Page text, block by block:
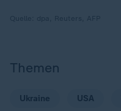
Themen
Ukraine USA